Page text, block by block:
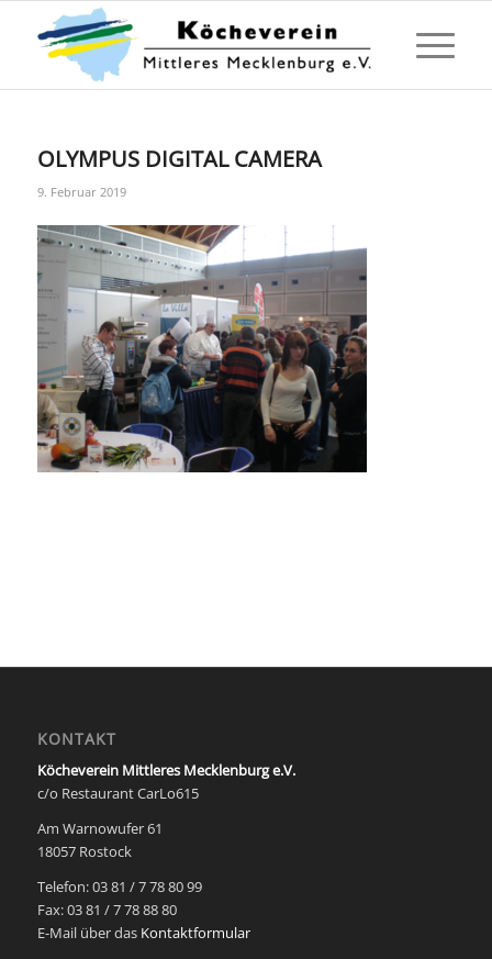
OLYMPUS DIGITAL CAMERA
9. Februar 2019
KONTAKT
Köcheverein Mittleres Mecklenburg e.V.
c/o Restaurant CarLo615
Am Warnowufer 61
18057 Rostock
Telefon: 03 81 / 7 78 80 99
Fax: 03 81 / 7 78 88 80
E-Mail über das Kontaktformular